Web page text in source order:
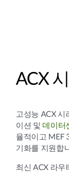
ACX
고성능 ACX 시
이션 및데이터
율적이고 MEF
기화를 지원합
최신 ACX 라우